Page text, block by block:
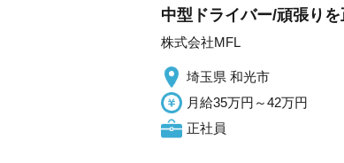
中型ドライバー/頑張り
株式会社MFL
埼玉県 和光市
月給35万円～42万円
正社員